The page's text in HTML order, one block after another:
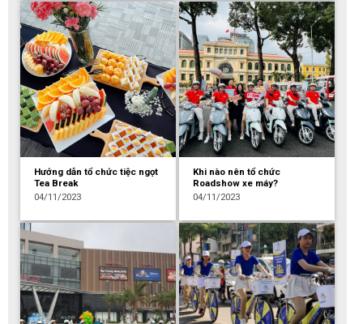
Hướng dẫn tổ chức tiệc ngọt
Tea Break
04/11/2023
Khi nào nên tổ chức
Roadshow xe máy?
04/11/2023